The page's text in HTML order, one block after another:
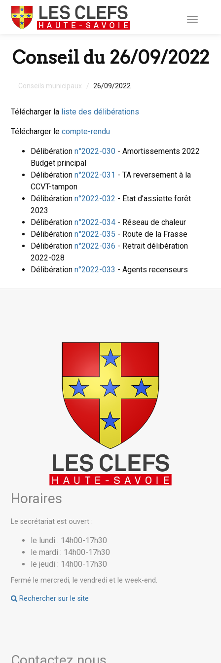
Toggle
Conseil du 26/09/2022
Conseils municipaux 26/09/2022
Télécharger la liste des délibérations
Télécharger le compte-rendu
Délibération n°2022-030 - Amortissements 2022
Budget principal
Délibération n°2022-031 - TA reversement à la
CCVT-tampon
Délibération n°2022-032 - Etat d’assiette forêt
2023
Délibération n°2022-034 - Réseau de chaleur
Délibération n°2022-035 - Route de la Frasse
Délibération n°2022-036 - Retrait délibération
2022-028
Délibération n°2022-033 - Agents recenseurs
Horaires
Le secrétariat est ouvert :
le lundi : 14h00-17h30
le mardi : 14h00-17h30
le jeudi : 14h00-17h30
Fermé le mercredi, le vendredi et le week-end.
Rechercher sur le site